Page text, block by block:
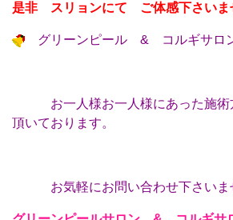
是非 スリョンにて ご体感下さいま
グリーンピール & コルギサ
お一人様お一人様にあった施術
頂いております。
お気軽にお問い合わせ下さい